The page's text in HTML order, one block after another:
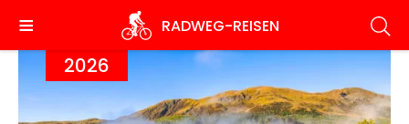
zum
Inhalt
RADWEG-REISEN
2026